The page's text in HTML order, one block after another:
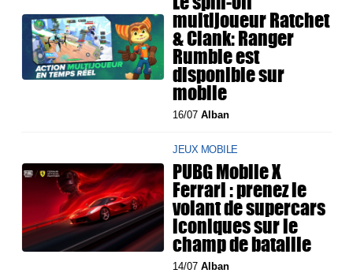
multijoueur Ratchet
& Clank: Ranger
Rumble est
disponible sur
mobile
16/07Alban
JEUX MOBILE
PUBG Mobile X
Ferrari : prenez le
volant de supercars
iconiques sur le
champ de bataille
14/07Alban